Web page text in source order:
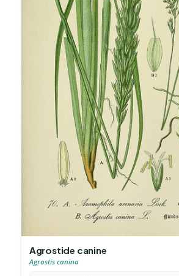
Agrostide canine
Agrostis canina